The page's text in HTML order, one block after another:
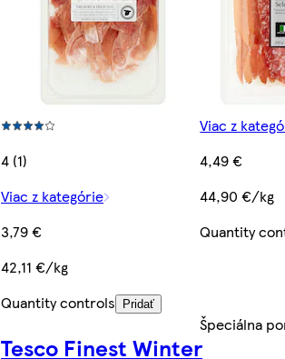
4 (1)
Viac z kategórie
3,79 €
42,11 €/kg
Quantity controls
Pridať
Viac z
4,49 €
44,90 €/kg
Quantity
Tesco Finest Winter
Špeciálna